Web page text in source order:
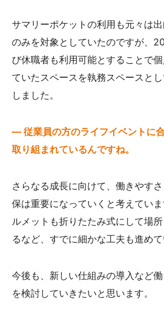
サマリーポケットの利用も元々は
のみを対象としていたのですが、
び休職者も利用可能とすることで
ていたスペースを執務スペースと
しました。
— 従業員の方のライフイベントに
取り組まれているんですね。
さらなる成長に向けて、働きやす
保は重要になっていくと考えてい
ルメットも折りたたみ式にして場
るなど、すでに細かな工夫も進めて
今後も、新しい仕組みの導入など
を検討していきたいと思います。